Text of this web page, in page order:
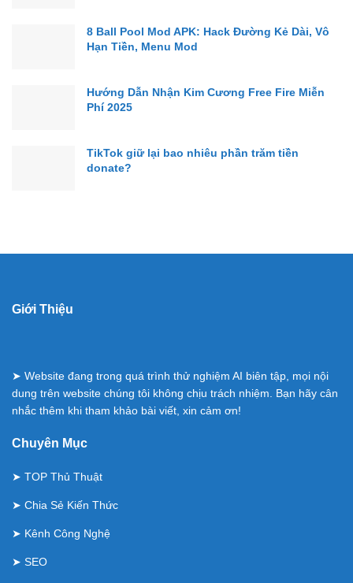
8 Ball Pool Mod APK: Hack Đường Kẻ Dài, Vô
Hạn Tiền, Menu Mod
Hướng Dẫn Nhận Kim Cương Free Fire Miễn
Phí 2025
TikTok giữ lại bao nhiêu phần trăm tiền
donate?
Giới Thiệu
➤ Website đang trong quá trình thử nghiệm AI biên tập, mọi nội
dung trên website chúng tôi không chịu trách nhiệm. Bạn hãy cân
nhắc thêm khi tham khảo bài viết, xin cảm ơn!
Chuyên Mục
➤ TOP Thủ Thuật
➤ Chia Sẻ Kiến Thức
➤ Kênh Công Nghệ
➤ SEO